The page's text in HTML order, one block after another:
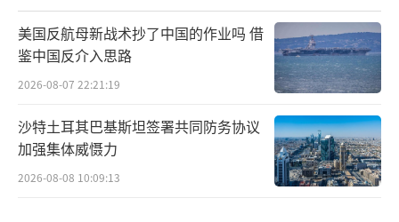
除此之外，美国海军陆战队也开始更加关
注其F-35B短垂战机、F-35C舰载战斗机面临的
严峻作战环境，而就在今年7月，通用原子能公
司发言人马克·布林克利还向“战区”网站透
露，他们正在考虑将为“福特”级航母研制的
电磁弹射器（EMALS）和拦阻装置（AAG）进
行调整，以在陆地上使用，美国海军陆战队在
美国反航母新战术抄了中国的作业吗 借
鉴中国反介入思路
2026-08-07 22:21:19
沙特土耳其巴基斯坦签署共同防务协议
加强集体威慑力
2026-08-08 10:09:13